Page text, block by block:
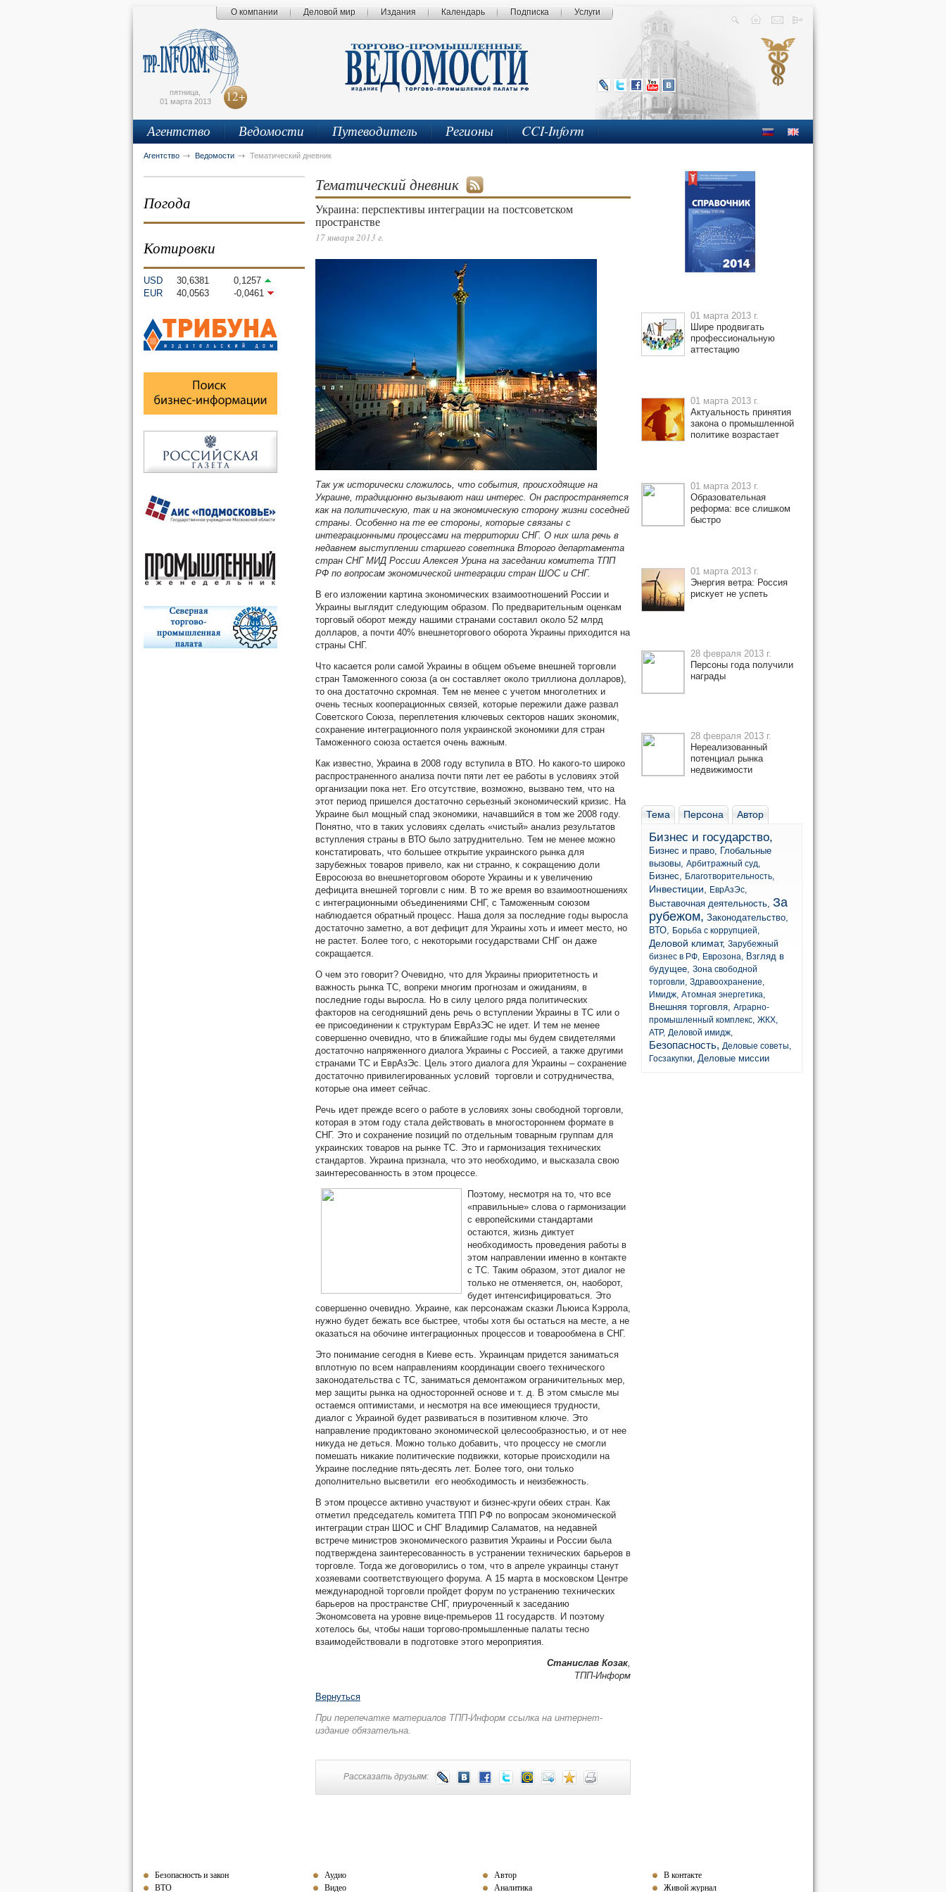
О компании Деловой мир Издания Календарь Подписка Услуги
пятница,
01 марта 2013
12+
Агентство Ведомости Путеводитель Регионы CCI-Inform
Агентство Ведомости Тематический дневник
Погода
Котировки
USD 30,6381
0,1257
EUR
40,0563 -0,0461
Тематический дневник
Украина: перспективы интеграции на постсоветском
пространстве
17 января 2013 г.
Так уж исторически сложилось, что события, происходящие на
Украине, традиционно вызывают наш интерес. Он распространяется
как на политическую, так и на экономическую сторону жизни соседней
страны. Особенно на те ее стороны, которые связаны с
интеграционными процессами на территории СНГ. О них шла речь в
недавнем выступлении старшего советника Второго департамента
стран СНГ МИД России Алексея Урина на заседании комитета ТПП
РФ по вопросам экономической интеграции стран ШОС и СНГ.
В его изложении картина экономических взаимоотношений России и
Украины выглядит следующим образом. По предварительным оценкам
торговый оборот между нашими странами составил около 52 млрд
долларов, а почти 40% внешнеторгового оборота Украины приходится на
страны СНГ.
Что касается роли самой Украины в общем объеме внешней торговли
стран Таможенного союза (а он составляет около триллиона долларов),
то она достаточно скромная. Тем не менее с учетом многолетних и
очень тесных кооперационных связей, которые пережили даже развал
Советского Союза, переплетения ключевых секторов наших экономик,
сохранение интеграционного поля украинской экономики для стран
Таможенного союза остается очень важным.
Как известно, Украина в 2008 году вступила в ВТО. Но какого-то широко
распространенного анализа почти пяти лет ее работы в условиях этой
организации пока нет. Его отсутствие, возможно, вызвано тем, что на
этот период пришелся достаточно серьезный экономический кризис. На
Украине был мощный спад экономики, начавшийся в том же 2008 году.
Понятно, что в таких условиях сделать «чистый» анализ результатов
вступления страны в ВТО было затруднительно. Тем не менее можно
констатировать, что большее открытие украинского рынка для
зарубежных товаров привело, как ни странно, к сокращению доли
Евросоюза во внешнеторговом обороте Украины и к увеличению
дефицита внешней торговли с ним. В то же время во взаимоотношениях
с интеграционными объединениями СНГ, с Таможенным союзом
наблюдается обратный процесс. Наша доля за последние годы выросла
достаточно заметно, а вот дефицит для Украины хоть и имеет место, но
не растет. Более того, с некоторыми государствами СНГ он даже
сокращается.
О чем это говорит? Очевидно, что для Украины приоритетность и
важность рынка ТС, вопреки многим прогнозам и ожиданиям, в
последние годы выросла. Но в силу целого ряда политических
факторов на сегодняшний день речь о вступлении Украины в ТС или о
ее присоединении к структурам ЕврАзЭС не идет. И тем не менее
совершенно очевидно, что в ближайшие годы мы будем свидетелями
достаточно напряженного диалога Украины с Россией, а также другими
странами ТС и ЕврАзЭс. Цель этого диалога для Украины – сохранение
достаточно привилегированных условий торговли и сотрудничества,
которые она имеет сейчас.
Речь идет прежде всего о работе в условиях зоны свободной торговли,
которая в этом году стала действовать в многостороннем формате в
СНГ. Это и сохранение позиций по отдельным товарным группам для
украинских товаров на рынке ТС. Это и гармонизация технических
стандартов. Украина признала, что это необходимо, и высказала свою
заинтересованность в этом процессе.
Поэтому, несмотря на то, что все
«правильные» слова о гармонизации
с европейскими стандартами
остаются, жизнь диктует
необходимость проведения работы в
этом направлении именно в контакте
с ТС. Таким образом, этот диалог не
только не отменяется, он, наоборот,
будет интенсифицироваться. Это
совершенно очевидно. Украине, как персонажам сказки Льюиса Кэррола,
нужно будет бежать все быстрее, чтобы хотя бы остаться на месте, а не
оказаться на обочине интеграционных процессов и товарообмена в СНГ.
Это понимание сегодня в Киеве есть. Украинцам придется заниматься
вплотную по всем направлениям координации своего технического
законодательства с ТС, заниматься демонтажом ограничительных мер,
мер защиты рынка на односторонней основе и т. д. В этом смысле мы
остаемся оптимистами, и несмотря на все имеющиеся трудности,
диалог с Украиной будет развиваться в позитивном ключе. Это
направление продиктовано экономической целесообразностью, и от нее
никуда не деться. Можно только добавить, что процессу не смогли
помешать никакие политические подвижки, которые происходили на
Украине последние пять-десять лет. Более того, они только
дополнительно высветили его необходимость и неизбежность.
В этом процессе активно участвуют и бизнес-круги обеих стран. Как
отметил председатель комитета ТПП РФ по вопросам экономической
интеграции стран ШОС и СНГ Владимир Саламатов, на недавней
встрече министров экономического развития Украины и России была
подтверждена заинтересованность в устранении технических барьеров в
торговле. Тогда же договорились о том, что в апреле украинцы станут
хозяевами соответствующего форума. А 15 марта в московском Центре
международной торговли пройдет форум по устранению технических
барьеров на пространстве СНГ, приуроченный к заседанию
Экономсовета на уровне вице-премьеров 11 государств. И поэтому
хотелось бы, чтобы наши торгово-промышленные палаты тесно
взаимодействовали в подготовке этого мероприятия.
Станислав Козак,
ТПП-Информ
Вернуться
При перепечатке материалов ТПП-Информ ссылка на интернет-
издание обязательна.
Рассказать друзьям:
01 марта 2013 г.
Шире продвигать
профессиональную
аттестацию
01 марта 2013 г.
Актуальность принятия
закона о промышленной
политике возрастает
01 марта 2013 г.
Образовательная
реформа: все слишком
быстро
01 марта 2013 г.
Энергия ветра: Россия
рискует не успеть
28 февраля 2013 г.
Персоны года получили
награды
28 февраля 2013 г.
Нереализованный
потенциал рынка
недвижимости
Тема Персона Автор
Бизнес и государство,
Бизнес и право, Глобальные
вызовы, Арбитражный суд,
Бизнес, Благотворительность,
Инвестиции, ЕврАзЭс,
Выставочная деятельность, За
рубежом, Законодательство,
ВТО, Борьба с коррупцией,
Деловой климат, Зарубежный
бизнес в РФ, Еврозона, Взгляд в
будущее, Зона свободной
торговли, Здравоохранение,
Имидж, Атомная энергетика,
Внешняя торговля, Аграрно-
промышленный комплекс, ЖКХ,
АТР, Деловой имидж,
Безопасность, Деловые советы,
Госзакупки, Деловые миссии
Безопасность и закон
ВТО
Аудио
Видео
Автор
Аналитика
В контакте
Живой журнал